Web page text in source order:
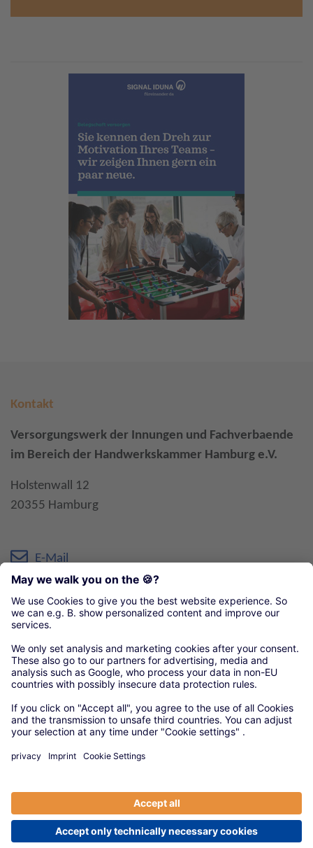
Kontakt
Versorgungswerk der Innungen und Fachverbaende
im Bereich der Handwerkskammer Hamburg e.V.
Holstenwall 12
20355 Hamburg
E-Mail
Handwerkskammer Hamburg.de
© 2020 Versorgungswerke|Anbieter|Datenschutz|
Cookie-Einstellungen